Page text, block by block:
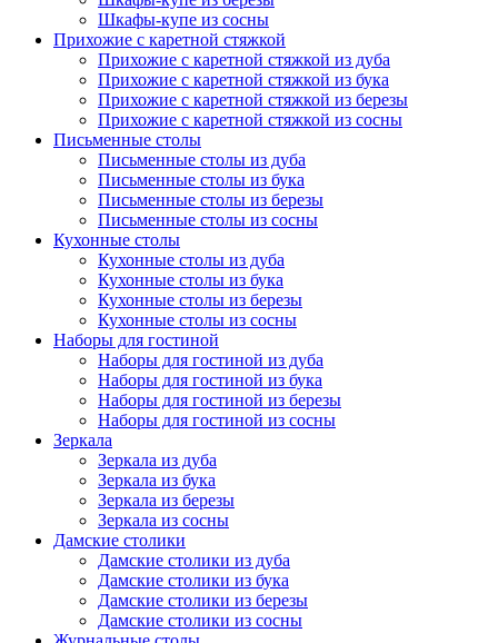
Шкафы-купе из сосны
Прихожие с каретной стяжкой
Прихожие с каретной стяжкой из дуба
Прихожие с каретной стяжкой из бука
Прихожие с каретной стяжкой из березы
Прихожие с каретной стяжкой из сосны
Письменные столы
Письменные столы из дуба
Письменные столы из бука
Письменные столы из березы
Письменные столы из сосны
Кухонные столы
Кухонные столы из дуба
Кухонные столы из бука
Кухонные столы из березы
Кухонные столы из сосны
Наборы для гостиной
Наборы для гостиной из дуба
Наборы для гостиной из бука
Наборы для гостиной из березы
Наборы для гостиной из сосны
Зеркала
Зеркала из дуба
Зеркала из бука
Зеркала из березы
Зеркала из сосны
Дамские столики
Дамские столики из дуба
Дамские столики из бука
Дамские столики из березы
Дамские столики из сосны